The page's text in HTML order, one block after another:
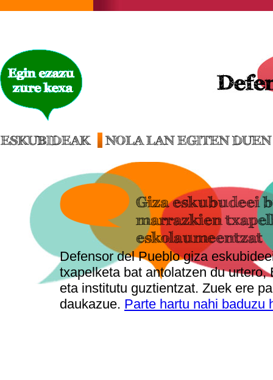
ESKUBIDEAK NOLA LAN EGITEN DUEN
Giza eskubudeei
marrazkien
eskolaumeentzat
Defensor del Pueblo giza
txapelketa bat antolatzen du urtero,
eta institutu guztientzat. Zuek ere
daukazue. Parte hartu nahi baduzu